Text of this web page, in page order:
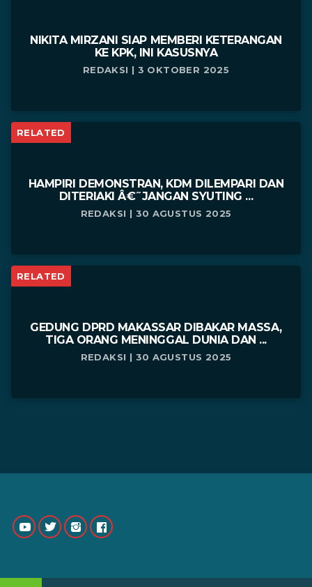
NIKITA MIRZANI SIAP MEMBERI KETERANGAN
KE KPK, INI KASUSNYA
REDAKSI | 3 OKTOBER 2025
RELATED
HAMPIRI DEMONSTRAN, KDM DILEMPARI DAN
DITERIAKI Â€˜JANGAN SYUTING ...
REDAKSI | 30 AGUSTUS 2025
RELATED
GEDUNG DPRD MAKASSAR DIBAKAR MASSA,
TIGA ORANG MENINGGAL DUNIA DAN ...
REDAKSI | 30 AGUSTUS 2025